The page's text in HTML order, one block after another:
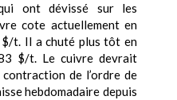
ont dévissé sur les
cote actuellement en
t. Il a chuté plus tôt en
$/t. Le cuivre devrait
de l’ordre de
hebdomadaire depuis